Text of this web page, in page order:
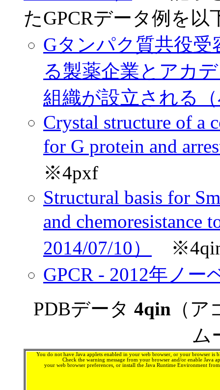
たGPCRデータ例を以
Gタンパク質共役
る製薬企業とアカ
組織が設立される
Crystal structure of a
for G protein and
※4pxf
Structural basis for
and chemoresistance
2014/07/10）
※4qin
GPCR - 2012年ノ
PDBデータ 4qin （
ム
You do not have Java applets enabled in your web browser, or your browser is
Check the warning message from your browser and/or enable Java
your web browser preferences, or install the Java Runtime Environment